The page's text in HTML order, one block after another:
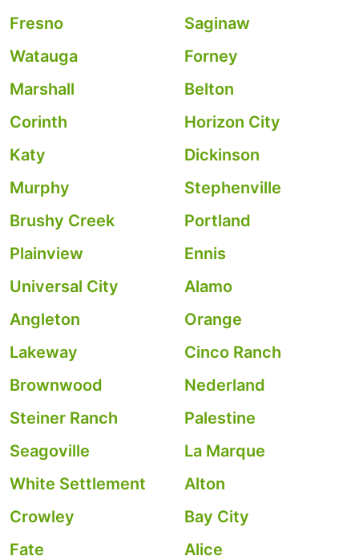
Fresno
Saginaw
Watauga
Forney
Marshall
Belton
Corinth
Horizon City
Katy
Dickinson
Murphy
Stephenville
Brushy Creek
Portland
Plainview
Ennis
Universal City
Alamo
Angleton
Orange
Lakeway
Cinco Ranch
Brownwood
Nederland
Steiner Ranch
Palestine
Seagoville
La Marque
White Settlement
Alton
Crowley
Bay City
Fate
Alice